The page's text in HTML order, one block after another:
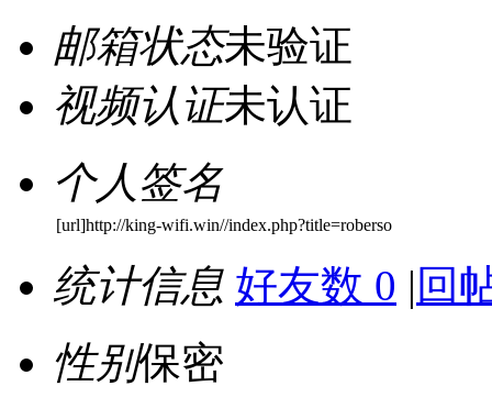
邮箱状态未验证
视频认证未认证
个人签名
[url]http://king-wifi.win//index.php?title=roberso
统计信息 好友数 0 | 回
性别保密